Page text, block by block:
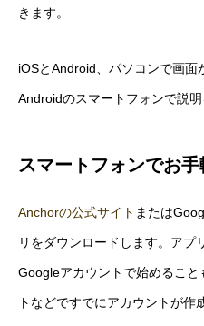
きます。
iOSとAndroid、パソコンで画面
Androidのスマートフォンで説明
スマートフォンでお
Anchorの公式サイト または
リをダウンロードします。アプ
Googleアカウントで始めるこ
トなどですでにアカウントが